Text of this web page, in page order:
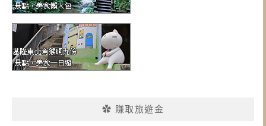
✿ 賺取旅遊金